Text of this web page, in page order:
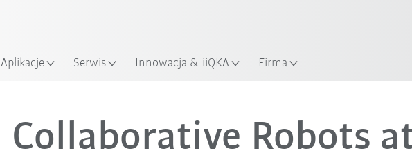
Aplikacje Serwis Innowacja & iiQKA Firma
Video
Collaborative Robots